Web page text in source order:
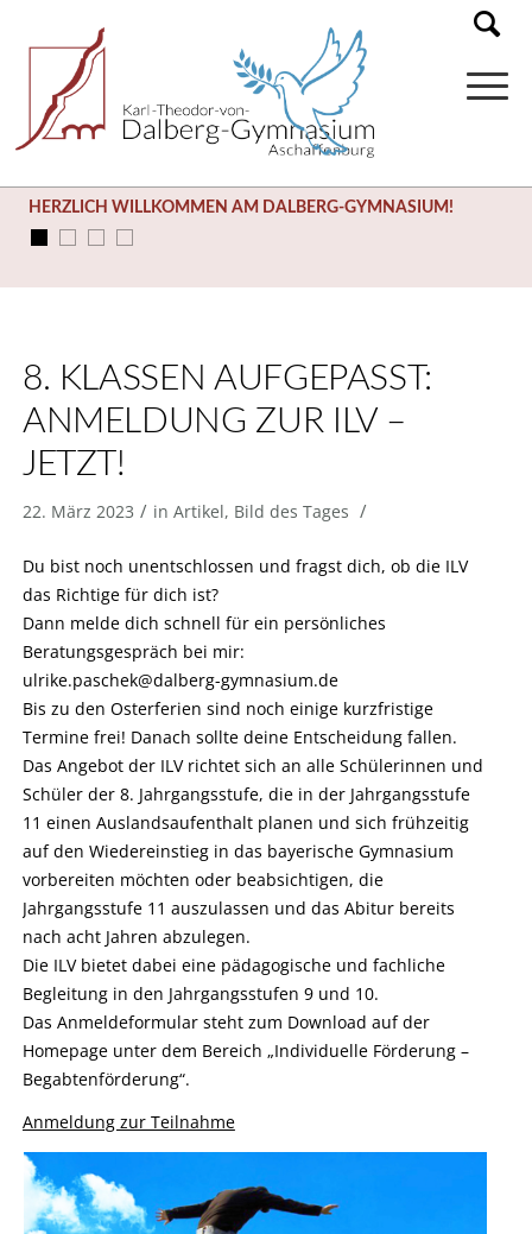
HERZLICH WILLKOMMEN AM DALBERG-GYMNASIUM!
8. KLASSEN AUFGEPASST:
ANMELDUNG ZUR ILV –
JETZT!
22. März 2023 / in Artikel, Bild des Tages /
Du bist noch unentschlossen und fragst dich, ob die ILV
das Richtige für dich ist?
Dann melde dich schnell für ein persönliches
Beratungsgespräch bei mir:
ulrike.paschek@dalberg-gymnasium.de
Bis zu den Osterferien sind noch einige kurzfristige
Termine frei! Danach sollte deine Entscheidung fallen.
Das Angebot der ILV richtet sich an alle Schülerinnen und
Schüler der 8. Jahrgangsstufe, die in der Jahrgangsstufe
11 einen Auslandsaufenthalt planen und sich frühzeitig
auf den Wiedereinstieg in das bayerische Gymnasium
vorbereiten möchten oder beabsichtigen, die
Jahrgangsstufe 11 auszulassen und das Abitur bereits
nach acht Jahren abzulegen.
Die ILV bietet dabei eine pädagogische und fachliche
Begleitung in den Jahrgangsstufen 9 und 10.
Das Anmeldeformular steht zum Download auf der
Homepage unter dem Bereich „Individuelle Förderung –
Begabtenförderung“.
Anmeldung zur Teilnahme